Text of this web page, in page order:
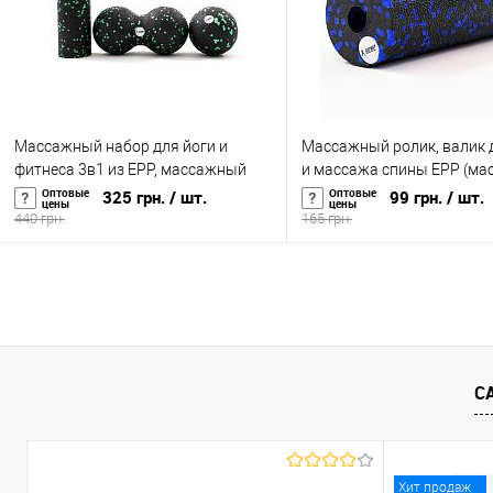
Массажный набор для йоги и
фитнеса 3в1 из EPP, массажный
валик (йога ролл)+массажный мяч
МФР OSPORT (OF-0281)
Оптовые
цены 325 грн. / шт.
440 грн.
Массажный ролик, валик
и массажа спины EPP
для спины, шеи, ног)
15х5см (OF-0322)
Оптовые
цены 99 грн. / шт.
165 грн.
Хит продаж